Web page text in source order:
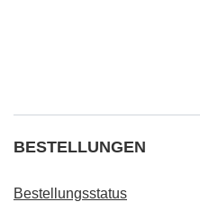
BESTELLUNGEN
Bestellungsstatus